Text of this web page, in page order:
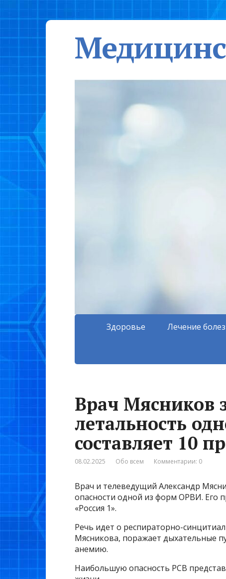
Здоровье Лечение
Врач Мясников
летальность
составляет 10
08.02.2025 Обо всем Комментарии: 0
Врач и телеведущий Александр
опасности одной из форм ОРВИ. Его
«Россия 1».
Речь идет о респираторно-
Мясникова, поражает дыхательные
анемию.
Наибольшую опасность РСВ